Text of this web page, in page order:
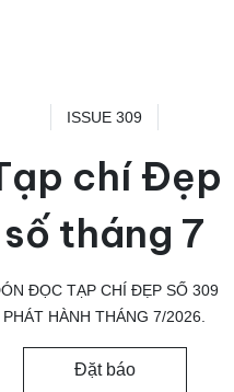
ISSUE 309
chí Đẹp
số tháng 7
ĐỌC TẠP CHÍ ĐẸP SỐ 309
PHÁT HÀNH THÁNG 7/2026.
Đặt báo